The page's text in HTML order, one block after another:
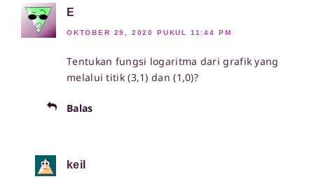
E
OKTOBER 29, 2020 PUKUL 11:44 PM
Tentukan fungsi logaritma dari grafik yang
melalui titik (3,1) dan (1,0)?
Balas
keil